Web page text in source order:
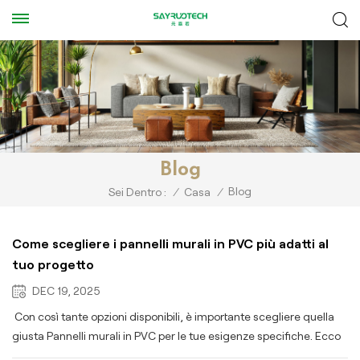
Blog
Sei Dentro : / Casa / Blog
Come scegliere i pannelli murali in PVC più adatti al
tuo progetto
DEC 19, 2025
Con così tante opzioni disponibili, è importante scegliere quella
giusta Pannelli murali in PVC per le tue esigenze specifiche. Ecco
alcuni fattori chiave da considerare:Applicazione: Per le aree